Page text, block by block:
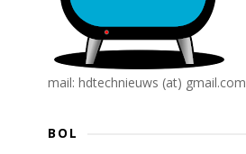
mail: hdtechnieuws (at) gmail.com
BOL